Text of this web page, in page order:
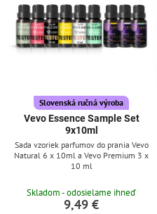
Slovenská ručná výroba
Vevo Essence Sample Set
9x10ml
Sada vzoriek parfumov do prania Vevo
Natural 6 x 10ml a Vevo Premium 3 x
10 ml
Skladom - odosielame ihneď
9,49 €